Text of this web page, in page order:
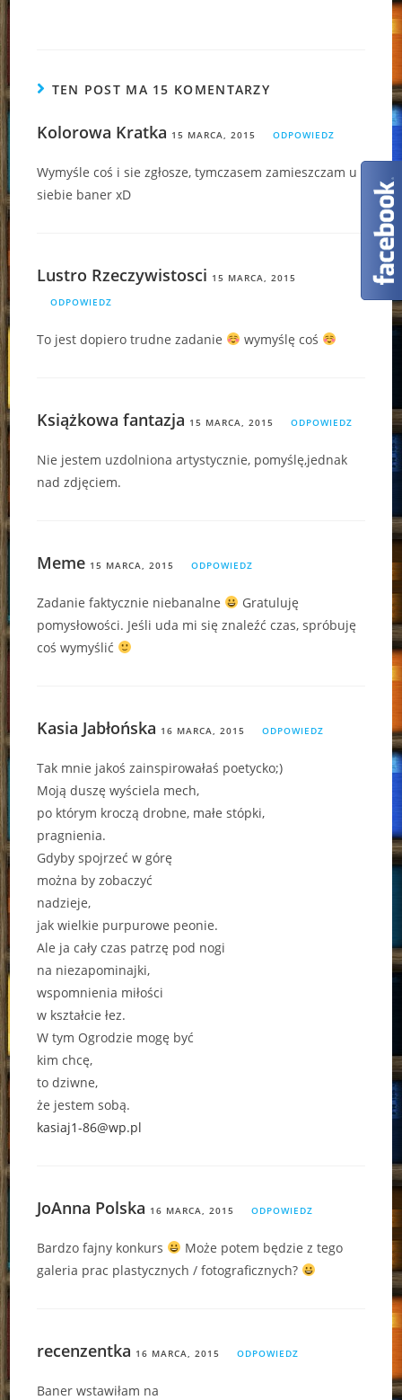
TEN POST MA 15 KOMENTARZY
Kolorowa Kratka 15 MARCA, 2015 ODPOWIEDZ
Wymyśle coś i sie zgłosze, tymczasem zamieszczam u
siebie baner xD
Lustro Rzeczywistosci 15 MARCA, 2015
ODPOWIEDZ
To jest dopiero trudne zadanie wymyślę coś
Książkowa fantazja 15 MARCA, 2015 ODPOWIEDZ
Nie jestem uzdolniona artystycznie, pomyślę,jednak
nad zdjęciem.
Meme 15 MARCA, 2015 ODPOWIEDZ
Zadanie faktycznie niebanalne
Gratuluję
pomysłowości. Jeśli uda mi się znaleźć czas, spróbuję
coś wymyślić
Kasia Jabłońska 16 MARCA, 2015 ODPOWIEDZ
Tak mnie jakoś zainspirowałaś poetycko;)
Moją duszę wyściela mech,
po którym kroczą drobne, małe stópki,
pragnienia.
Gdyby spojrzeć w górę
można by zobaczyć
nadzieje,
jak wielkie purpurowe peonie.
Ale ja cały czas patrzę pod nogi
na niezapominajki,
wspomnienia miłości
w kształcie łez.
W tym Ogrodzie mogę być
kim chcę,
to dziwne,
że jestem sobą.
kasiaj1-86@wp.pl
JoAnna Polska 16 MARCA, 2015 ODPOWIEDZ
Bardzo fajny konkurs
Może potem będzie z tego
galeria prac plastycznych / fotograficznych?
recenzentka 16 MARCA, 2015 ODPOWIEDZ
Baner wstawiłam na